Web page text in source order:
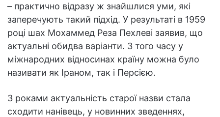
– практично відразу ж знайшлися уми, які
заперечують такий підхід. У результаті в 1959
році шах Мохаммед Реза Пехлеві заявив, що
актуальні обидва варіанти. З того часу у
міжнародних відносинах країну можна було
називати як Іраном, так і Персією.
З роками актуальність старої назви стала
сходити нанівець, у новинних зведеннях,